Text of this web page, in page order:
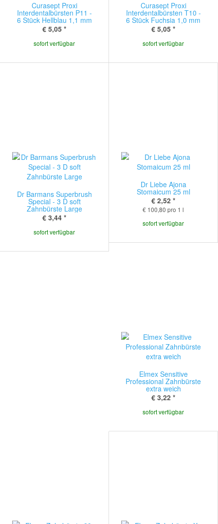
Curasept Proxi
Interdentalbürsten P11 -
6 Stück Hellblau 1,1 mm
€ 5,05 *
sofort verfügbar
Curasept Proxi
Interdentalbürsten T10 -
6 Stück Fuchsia 1,0 mm
€ 5,05 *
sofort verfügbar
Dr Barmans Superbrush
Special - 3 D soft
Zahnbürste Large
€ 3,44 *
sofort verfügbar
Dr Liebe Ajona
Stomaicum 25 ml
€ 2,52 *
€ 100,80 pro 1 l
sofort verfügbar
Elmex Sensitive
Professional Zahnbürste
extra weich
€ 3,22 *
sofort verfügbar